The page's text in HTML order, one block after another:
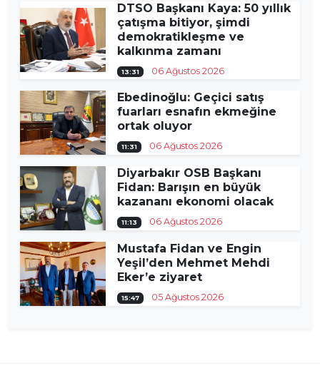
DTSO Başkanı Kaya: 50 yıllık
çatışma bitiyor, şimdi
demokratikleşme ve
kalkınma zamanı
13:31 06 Ağustos 2026
Ebedinoğlu: Geçici satış
fuarları esnafın ekmeğine
ortak oluyor
11:31 06 Ağustos 2026
Diyarbakır OSB Başkanı
Fidan: Barışın en büyük
kazananı ekonomi olacak
11:13 06 Ağustos 2026
Mustafa Fidan ve Engin
Yeşil’den Mehmet Mehdi
Eker’e ziyaret
15:47 05 Ağustos 2026